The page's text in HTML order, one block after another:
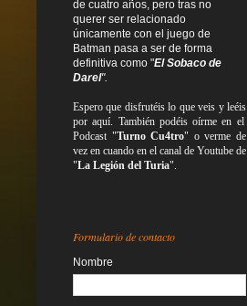
de cuatro años, pero tras no
querer ser relacionado
únicamente con el juego de
Batman pasa a ser de forma
definitiva como "El Sobaco de
Darel".
Espero que disfrutéis lo queveis yleéis
por aquí. También podéis oírme en el
Podcast "Turno Cu4tro" o verme de
vez en cuando en el canal de Youtube de
"La Legión del Turia".
Formulario de contacto
Nombre